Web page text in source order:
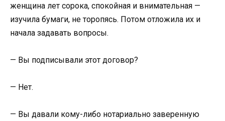
женщина лет сорока, спокойная и внимательная —
изучила бумаги, не торопясь. Потом отложила их и
начала задавать вопросы.
— Вы подписывали этот договор?
— Нет.
— Вы давали кому-либо нотариально заверенную